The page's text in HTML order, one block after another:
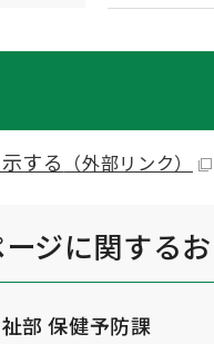
する （外部リンク）
ジに関する
部 保健予防課